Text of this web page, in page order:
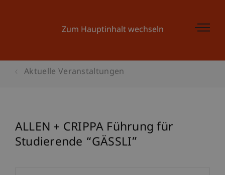
Zum Hauptinhalt wechseln
Aktuelle Veranstaltungen
ALLEN + CRIPPA Führung für
Studierende “GÄSSLI”